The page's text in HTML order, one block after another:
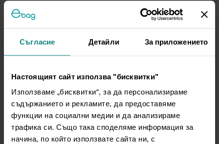
Съгласие Детайли За приложението
Настоящият сайт използва "бисквитки"
Използваме „бисквитки“, за да персонализираме
съдържанието и рекламите, да предоставяме
функции на социални медии и да анализираме
трафика си. Също така споделяме информация за
начина, по който използвате сайта ни, с